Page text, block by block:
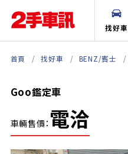
找好車
首頁 找好車 BENZ/賓士
Goo鑑定車
車輛售價： 電洽